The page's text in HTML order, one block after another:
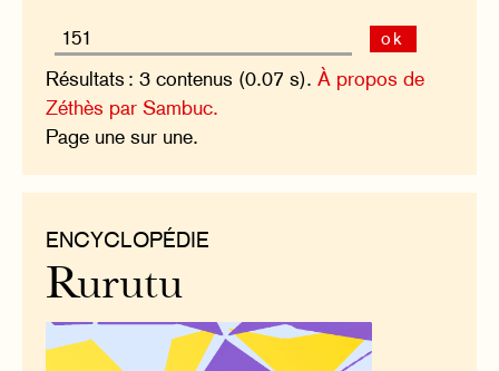
ok
Résultats : 3 contenus (0.07 s).À propos de
Zéthès par Sambuc.
Page une sur une.
ENCYCLOPÉDIE
Rurutu